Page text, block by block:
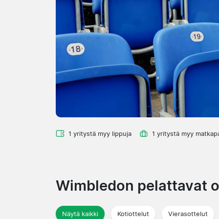
1 yritystä myy lippuja 1 yritystä myy
Wimbledon pelattavat
Näytä kaikki Kotiottelut Vierasottelut